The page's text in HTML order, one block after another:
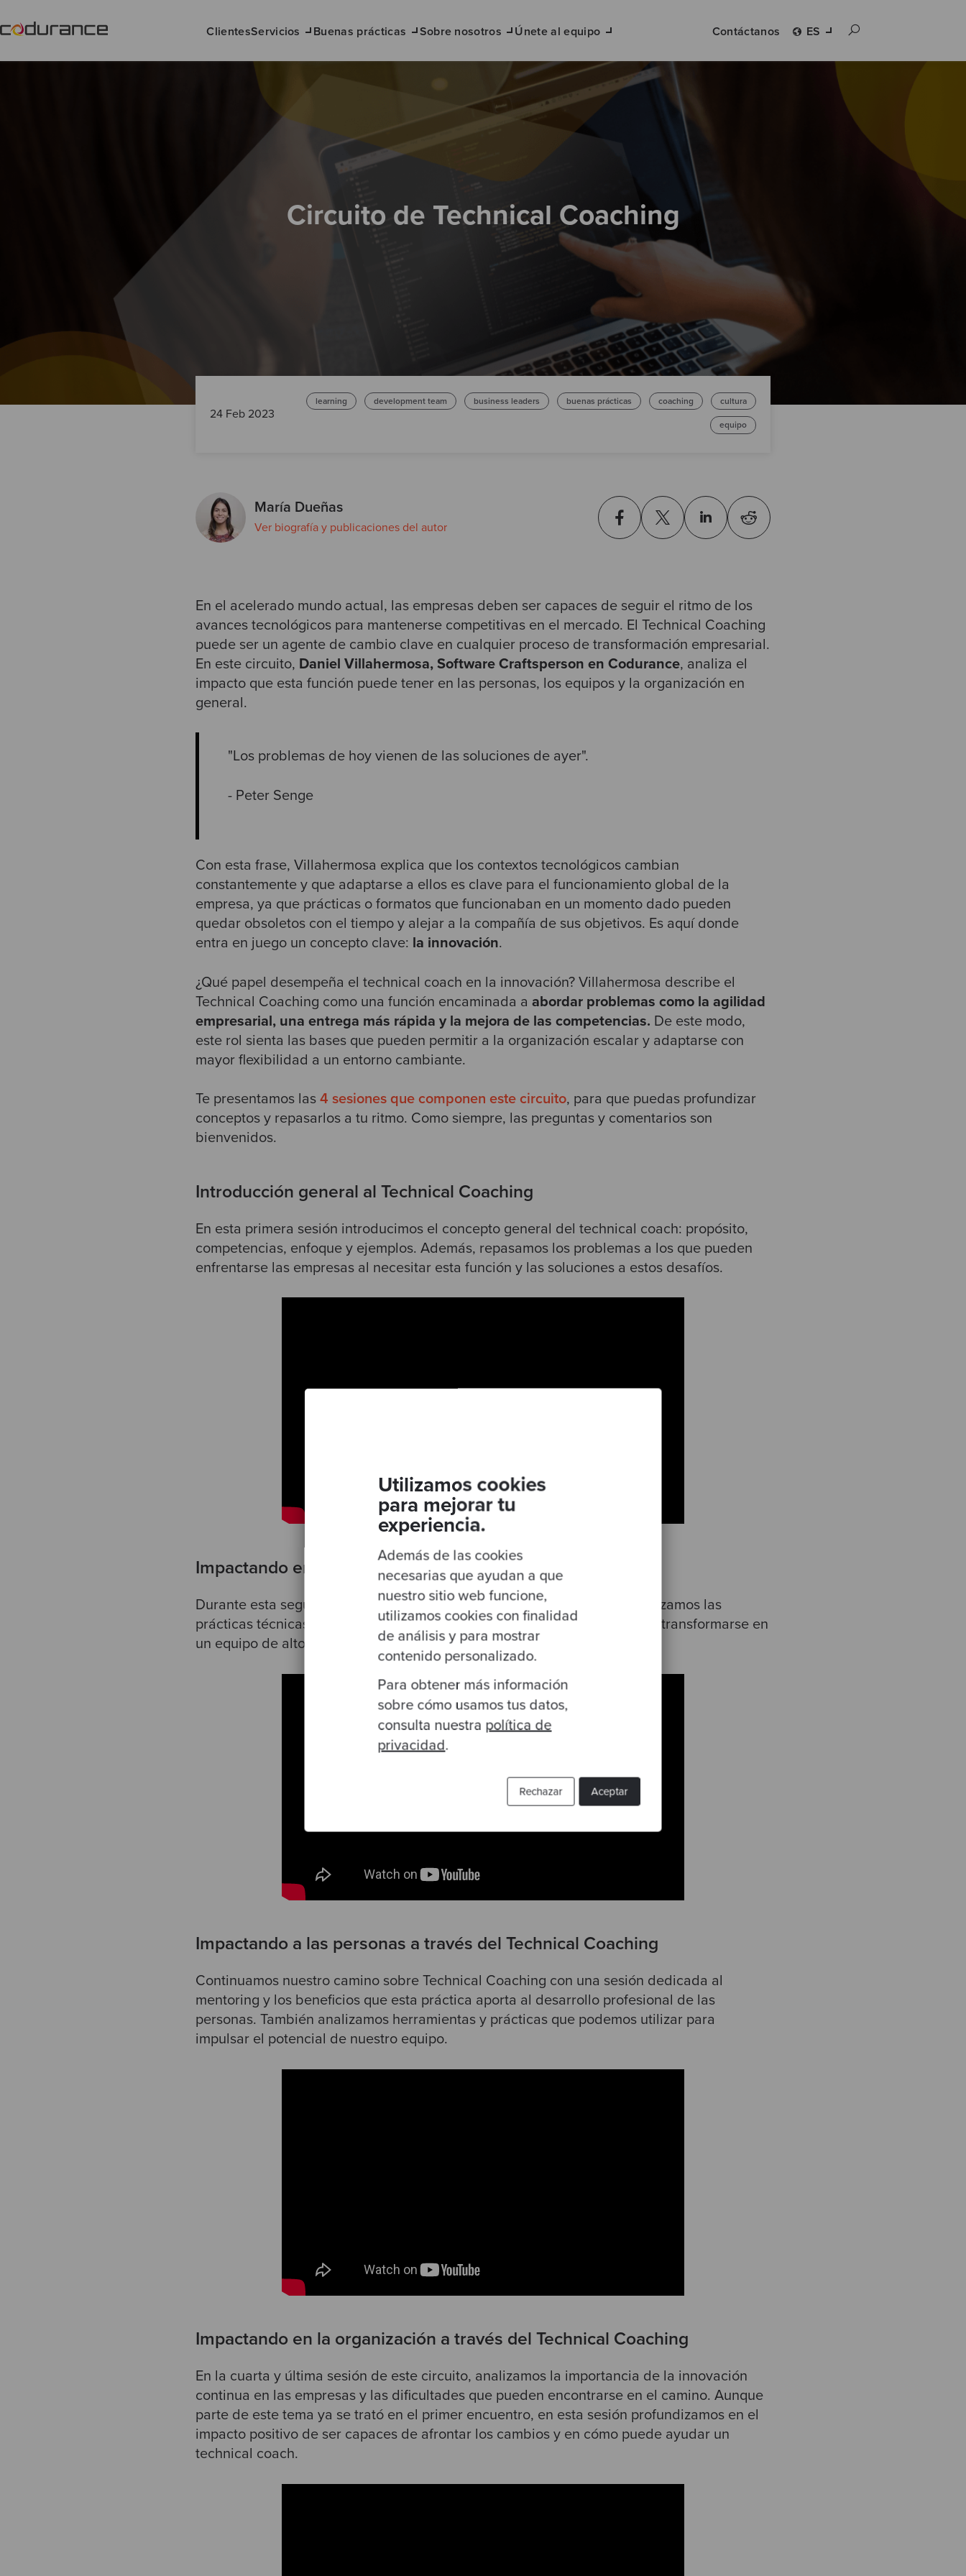
Utilizamos cookies
para mejorar tu
experiencia.
Además de las cookies
necesarias que ayudan a que
nuestro sitio web funcione,
utilizamos cookies con finalidad
de análisis y para mostrar
contenido personalizado.
Para obtener más información
sobre cómo usamos tus datos,
consulta nuestra política de
privacidad.
Aceptar
Rechazar
ClientesServicios Buenas prácticas Sobre nosotros Únete al equipo Contáctanos ES
Circuito de Technical Coaching
24 Feb 2023
learning development team business leaders buenas prácticas coaching cultura
equipo
María Dueñas
Ver biografía y publicaciones del autor
En el acelerado mundo actual, las empresas deben ser capaces de seguir el ritmo de los
avances tecnológicos para mantenerse competitivas en el mercado. El Technical Coaching
puede ser un agente de cambio clave en cualquier proceso de transformación empresarial.
En este circuito, Daniel Villahermosa, Software Craftsperson en Codurance, analiza el
impacto que esta función puede tener en las personas, los equipos y la organización en
general.
"Los problemas de hoy vienen de las soluciones de ayer".
- Peter Senge
Con esta frase, Villahermosa explica que los contextos tecnológicos cambian
constantemente y que adaptarse a ellos es clave para el funcionamiento global de la
empresa, ya que prácticas o formatos que funcionaban en un momento dado pueden
quedar obsoletos con el tiempo y alejar a la compañía de sus objetivos. Es aquí donde
entra en juego un concepto clave: la innovación.
¿Qué papel desempeña el technical coach en la innovación? Villahermosa describe el
Technical Coaching como una función encaminada a abordar problemas como la agilidad
empresarial, una entrega más rápida y la mejora de las competencias. De este modo,
este rol sienta las bases que pueden permitir a la organización escalar y adaptarse con
mayor flexibilidad a un entorno cambiante.
Te presentamos las 4 sesiones que componen este circuito, para que puedas profundizar
conceptos y repasarlos a tu ritmo. Como siempre, las preguntas y comentarios son
bienvenidos.
Introducción general al Technical Coaching
En esta primera sesión introducimos el concepto general del technical coach: propósito,
competencias, enfoque y ejemplos. Además, repasamos los problemas a los que pueden
enfrentarse las empresas al necesitar esta función y las soluciones a estos desafíos.
Impactando en los equipos a través del Technical Coaching
Durante esta segunda sesión ponemos foco en los equipos y en cómo utilizamos las
prácticas técnicas a través del coaching para ayudarles a evolucionar y a transformarse en
un equipo de alto rendimiento.
Impactando a las personas a través del Technical Coaching
Continuamos nuestro camino sobre Technical Coaching con una sesión dedicada al
mentoring y los beneficios que esta práctica aporta al desarrollo profesional de las
personas. También analizamos herramientas y prácticas que podemos utilizar para
impulsar el potencial de nuestro equipo.
Impactando en la organización a través del Technical Coaching
En la cuarta y última sesión de este circuito, analizamos la importancia de la innovación
continua en las empresas y las dificultades que pueden encontrarse en el camino. Aunque
parte de este tema ya se trató en el primer encuentro, en esta sesión profundizamos en el
impacto positivo de ser capaces de afrontar los cambios y en cómo puede ayudar un
technical coach.